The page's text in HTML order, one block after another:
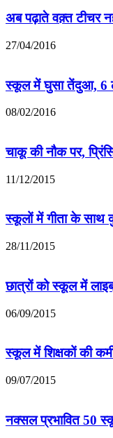
अब पढ़ाते वक़्त टीचर
27/04/2016
स्कूल में घुसा तेंदुआ, 6
08/02/2016
चाकू की नौक पर,
11/12/2015
स्‍कूलों में गीता के साथ
28/11/2015
छात्रों को स्कूल में
06/09/2015
स्कूल में शिक्षकों की
09/07/2015
नक्सल प्रभावित 50